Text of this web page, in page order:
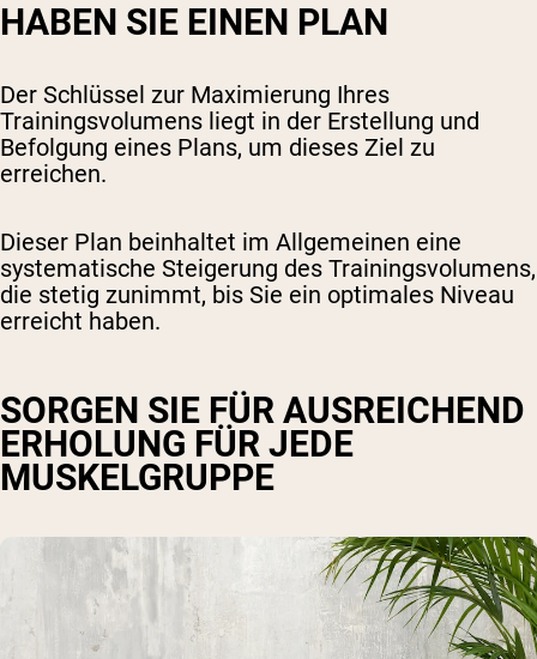
HABEN SIE EINEN PLAN
Der Schlüssel zur Maximierung Ihres
Trainingsvolumens liegt in der Erstellung und
Befolgung eines Plans, um dieses Ziel zu
erreichen.
Dieser Plan beinhaltet im Allgemeinen eine
systematische Steigerung des Trainingsvolumens,
die stetig zunimmt, bis Sie ein optimales Niveau
erreicht haben.
SORGEN SIE FÜR AUSREICHEND
ERHOLUNG FÜR JEDE
MUSKELGRUPPE